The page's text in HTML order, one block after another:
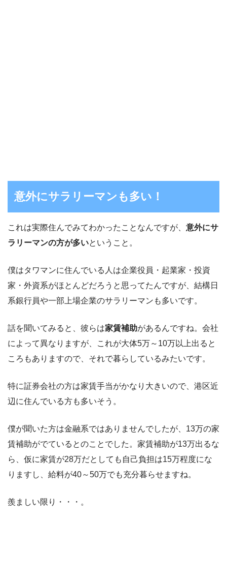
意外にサラリーマンも多い！
これは実際住んでみてわかったことなんですが、 意外にサ
ラリーマンの方が多いということ。
僕はタワマンに住んでいる人は企業役員・起業家・投資
家・外資系がほとんどだろうと思ってたんですが、結構日
系銀行員や一部上場企業のサラリーマンも多いです。
話を聞いてみると、彼らは家賃補助があるんですね。会社
によって異なりますが、これが大体5万～10万以上出ると
ころもありますので、それで暮らしているみたいです。
特に証券会社の方は家賃手当がかなり大きいので、港区近
辺に住んでいる方も多いそう。
僕が聞いた方は金融系ではありませんでしたが、13万の家
賃補助がでているとのことでした。家賃補助が13万出るな
ら、仮に家賃が28万だとしても自己負担は15万程度にな
りますし、給料が40～50万でも充分暮らせますね。
羨ましい限り・・・。